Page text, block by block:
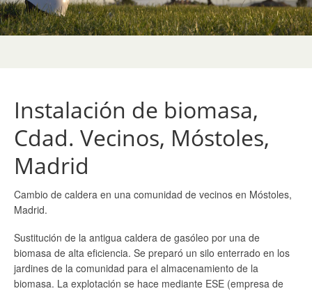
Instalación de biomasa,
Cdad. Vecinos, Móstoles,
Madrid
Cambio de caldera en una comunidad de vecinos en Móstoles,
Madrid.
Sustitución de la antigua caldera de gasóleo por una de
biomasa de alta eficiencia. Se preparó un silo enterrado en los
jardines de la comunidad para el almacenamiento de la
biomasa. La explotación se hace mediante ESE (empresa de